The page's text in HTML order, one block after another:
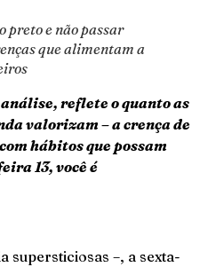
preto e não passar
que alimentam a
reflete o quanto as
valorizam – a crença de
hábitos que possam
13, você é
supersticiosas –, a sexta-